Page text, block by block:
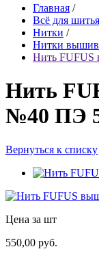
Главная /
Всё для шитья
Нитки /
Нитки
Нить FUFUS
Нить
№40 ПЭ
Вернуться к списку
Цена за шт
550,00 руб.